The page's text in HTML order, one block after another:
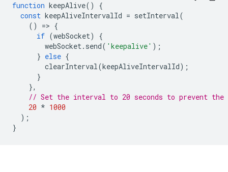
function keepAlive()
{
const keepAliveIntervalId = setInterval(
()
=> {
if (webSocket)
{
webSocket. send( 'keepalive' );
} else {
clearInterval(keepAliveIntervalId);
}
},
// Set the interval to 20 seconds to prevent the
20 * 1000
);
}